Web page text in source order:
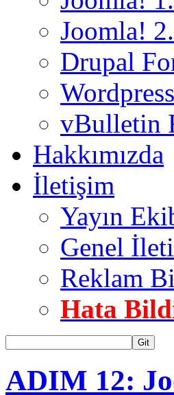
Joomla!
Drupal
vBulletin
Hakkımızda
İletişim
Yayın
Genel
Reklam
Hata
Git
ADIM 12: